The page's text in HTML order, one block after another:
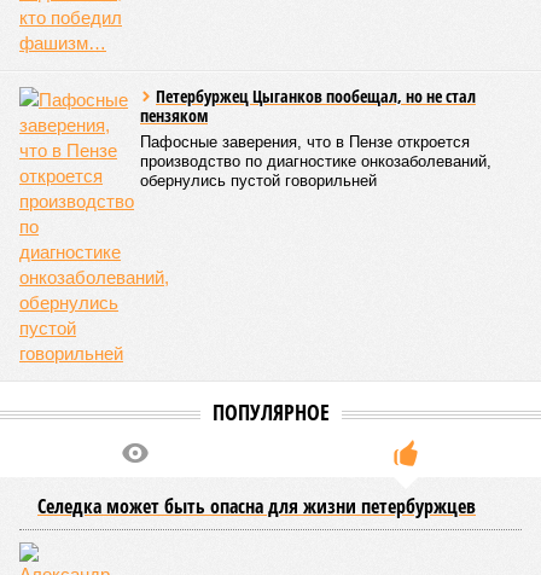
Петербуржец Цыганков пообещал, но не стал
пензяком
Пафосные заверения, что в Пензе откроется
производство по диагностике онкозаболеваний,
обернулись пустой говорильней
ПОПУЛЯРНОЕ
Селедка может быть опасна для жизни петербуржцев